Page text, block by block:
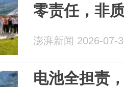
零责任，非
澎湃新闻 2026-07-
电池全担责